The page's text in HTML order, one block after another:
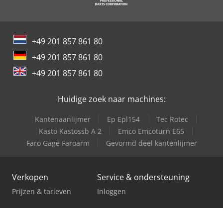
+49 201 857 861 80
+49 201 857 861 80
+49 201 857 861 80
Huidige zoek naar machines:
Kantenaanlijmer Ep Epl154
Tec Rotec
Kasto Kastossb A 2
Emco Emcoturn E65
Faro Gage Faroarm
Gevormd deel kantenlijmer
Verkopen
Prijzen & tarieven
Service & ondersteuning
Inloggen